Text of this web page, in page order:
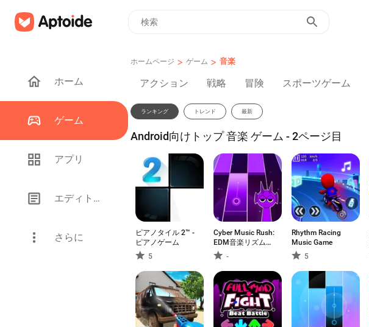
ホーム
ゲーム
アプリ
エディトリアル
さらに
ホームページ > ゲーム > 音楽
アクション 戦略 冒険 スポーツゲーム
ランキング トレンド 最新
Android向けトップ 音楽 ゲーム - 2ページ目
ピアノタイル 2™ -
ピアノゲーム
5
Cyber Music Rush:
EDM音楽リズムゲ
ーム -
Rhythm Racing
Music Game
5